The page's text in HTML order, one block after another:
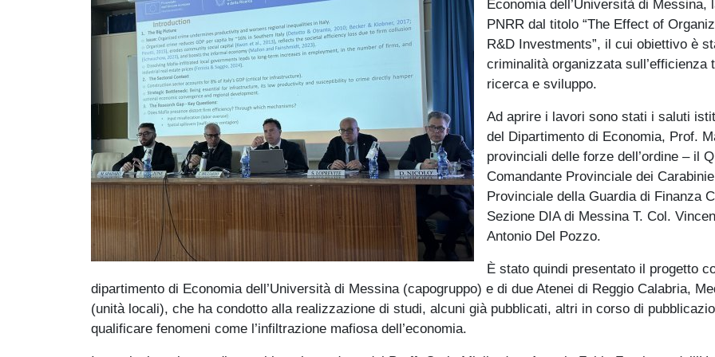
Economia dell’Università di
PNRR dal titolo “The Effect of
R&D Investments”, il cui obiettivo è
criminalità organizzata
ricerca e sviluppo.
Ad aprire i lavori sono stati i saluti
del Dipartimento di Economia, Prof.
provinciali delle forze dell’ordine – il
Comandante Provinciale dei
Provinciale della Guardia di Finanza
Sezione DIA di Messina T. Col.
Antonio Del Pozzo.
È stato quindi presentato il progetto
dipartimento di Economia dell’Università di Messina (capogruppo) e di due Atenei di Reggio Calabria,
(unità locali), che ha condotto alla realizzazione di studi, alcuni già pubblicati, altri in corso di
qualificare fenomeni come l’infiltrazione mafiosa dell’economia.